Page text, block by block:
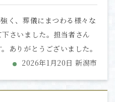
く、葬儀にまつわる様々な
さいました。担当者さん
ありがとうございました。
2026年1月20日 新潟市